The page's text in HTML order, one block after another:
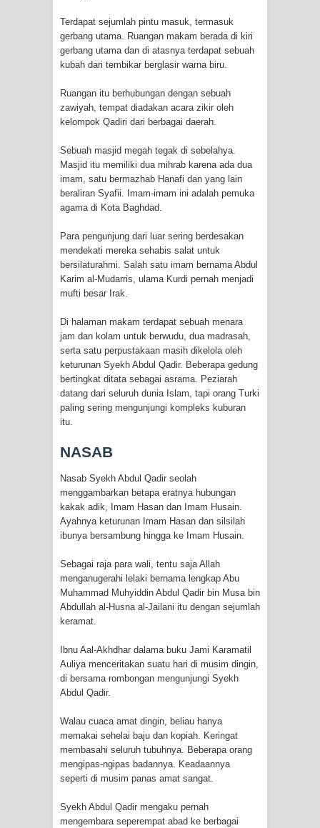
SHAYKH TAREKAT ATAU TUKANG
SIHIR? JANGAN MUDAH
TERPESONA, JANGAN JUGA
DI TANGAN MURSYID, CINTA
MENEMUKAN JALAN PULANG
ALLAH MENYEMBUHKAN HATI, JIWA
TURUT MENJADI KUAT
TETAPI JALAN MEMBERSIHKAN
HATI
"Kotoran Yang Paling Bahaya Bukan
Dengan Tingkat Kesadaran yang
Berbeda
SYUHUD, DAN MANUNGGALING
KAWULA GUSTI
Terdapat sejumlah pintu masuk, termasuk
gerbang utama. Ruangan makam berada di kiri
gerbang utama dan di atasnya terdapat sebuah
kubah dari tembikar berglasir warna biru.
Ruangan itu berhubungan dengan sebuah
zawiyah, tempat diadakan acara zikir oleh
kelompok Qadiri dari berbagai daerah.
Sebuah masjid megah tegak di sebelahya.
Masjid itu memiliki dua mihrab karena ada dua
imam, satu bermazhab Hanafi dan yang lain
beraliran Syafii. Imam-imam ini adalah pemuka
agama di Kota Baghdad.
Para pengunjung dari luar sering berdesakan
mendekati mereka sehabis salat untuk
bersilaturahmi. Salah satu imam bernama Abdul
Karim al-Mudarris, ulama Kurdi pernah menjadi
mufti besar Irak.
Di halaman makam terdapat sebuah menara
jam dan kolam untuk berwudu, dua madrasah,
serta satu perpustakaan masih dikelola oleh
keturunan Syekh Abdul Qadir. Beberapa gedung
bertingkat ditata sebagai asrama. Peziarah
datang dari seluruh dunia Islam, tapi orang Turki
paling sering mengunjungi kompleks kuburan
itu.
NASAB
Nasab Syekh Abdul Qadir seolah
menggambarkan betapa eratnya hubungan
kakak adik, Imam Hasan dan Imam Husain.
Ayahnya keturunan Imam Hasan dan silsilah
ibunya bersambung hingga ke Imam Husain.
Sebagai raja para wali, tentu saja Allah
menganugerahi lelaki bernama lengkap Abu
Muhammad Muhyiddin Abdul Qadir bin Musa bin
Abdullah al-Husna al-Jailani itu dengan sejumlah
keramat.
Ibnu Aal-Akhdhar dalama buku Jami Karamatil
Auliya menceritakan suatu hari di musim dingin,
di bersama rombongan mengunjungi Syekh
Abdul Qadir.
Walau cuaca amat dingin, beliau hanya
memakai sehelai baju dan kopiah. Keringat
membasahi seluruh tubuhnya. Beberapa orang
mengipas-ngipas badannya. Keadaannya
seperti di musim panas amat sangat.
Syekh Abdul Qadir mengaku pernah
mengembara seperempat abad ke berbagai